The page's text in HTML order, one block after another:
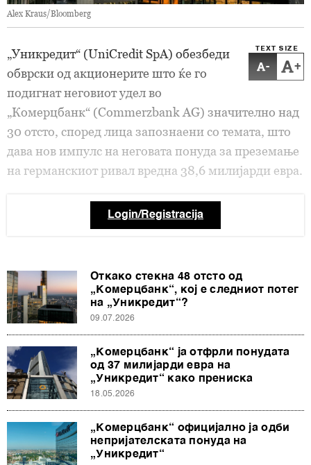
Alex Kraus/Bloomberg
TEXT SIZE
- +
„Уникредит“ (UniCredit SpA) обезбеди
обврски од акционерите што ќе го
подигнат неговиот удел во
„Комерцбанк“ (Commerzbank AG) значително над
30 отсто, според лица запознаени со темата, што
дава нов импулс на неговата понуда за преземање
на германскиот ривал вредна 38,6 милијарди евра.
Login/Registracija
Откако стекна 48 отсто од
„Комерцбанк“, кој е следниот потег
на „Уникредит“?
09.07.2026
„Комерцбанк“ ја отфрли понудата
од 37 милијарди евра на
„Уникредит“ како прениска
18.05.2026
„Комерцбанк“ официјално ја одби
непријателската понуда на
„Уникредит“